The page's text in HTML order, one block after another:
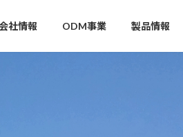
社情報 ODM事業 製品情報